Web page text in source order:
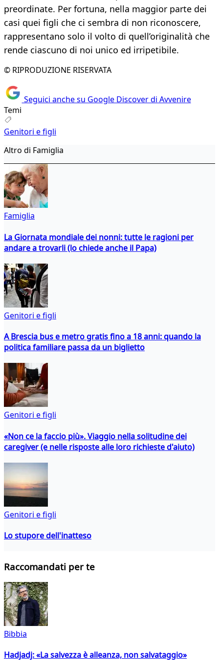
preordinate. Per fortuna, nella maggior parte dei
casi quei figli che ci sembra di non riconoscere,
rappresentano solo il volto di quell’originalità che
rende ciascuno di noi unico ed irripetibile.
© RIPRODUZIONE RISERVATA
Seguici anche su Google Discover di Avvenire
Temi
Genitori e figli
Altro di Famiglia
Famiglia
La Giornata mondiale dei nonni: tutte le ragioni per
andare a trovarli (lo chiede anche il Papa)
Genitori e figli
A Brescia bus e metro gratis fino a 18 anni: quando la
politica familiare passa da un biglietto
Genitori e figli
«Non ce la faccio più». Viaggio nella solitudine dei
caregiver (e nelle risposte alle loro richieste d'aiuto)
Genitori e figli
Lo stupore dell'inatteso
Raccomandati per te
Bibbia
Hadjadj: «La salvezza è alleanza, non salvataggio»